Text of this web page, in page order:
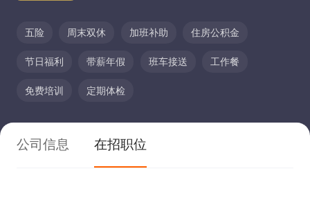
五险 周末双休 加班补助 住房公积金
节日福利 带薪年假 班车接送 工作餐
免费培训 定期体检
公司信息 在招职位